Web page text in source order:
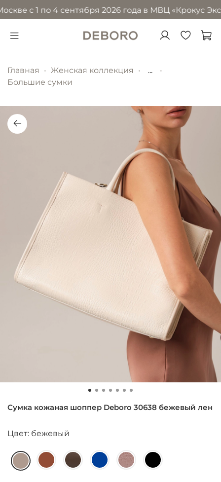
с 1 по 4 сентября 2026 года в МВЦ «Крокус
Главная Женская коллекция
...
Большие сумки
Сумка кожаная шоппер Deboro 30638 бежевый лен
Цвет: бежевый